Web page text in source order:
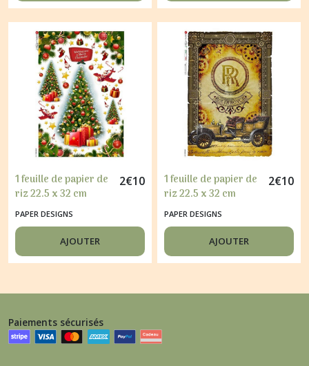
1 feuille de papier de
riz 22.5 x 32 cm
découpage collage
PAPER DESIGNS NOEL
DECORATION SAPIN
CADEAU 0158
2€10
PAPER DESIGNS
AJOUTER
1 feuille de papier de
riz 22.5 x 32 cm
découpage collage
PAPER DESIGNS
VINTAGE TACOT
RETRO 0032
2€10
PAPER DESIGNS
AJOUTER
Paiements sécurisés